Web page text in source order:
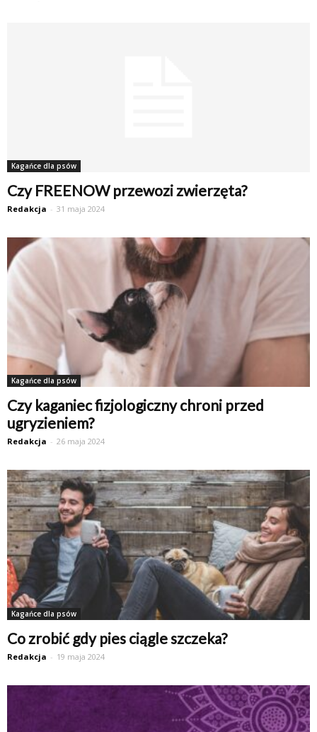
Kagańce dla psów
Czy FREENOW przewozi zwierzęta?
Redakcja - 31 maja 2024
Kagańce dla psów
Czy kaganiec fizjologiczny chroni przed
ugryzieniem?
Redakcja - 26 maja 2024
Kagańce dla psów
Co zrobić gdy pies ciągle szczeka?
Redakcja - 19 maja 2024